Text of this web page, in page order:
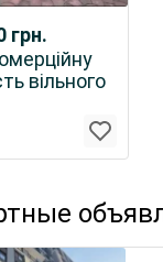
грн.
вільного